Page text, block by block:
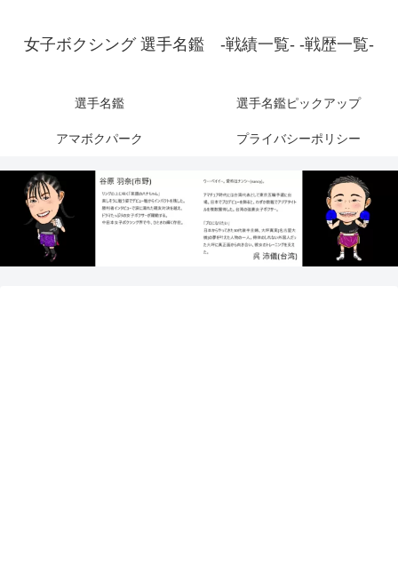
女子ボクシング 選手名鑑 -戦績一覧- -戦歴一覧-
選手名鑑 選手名鑑ピックアップ
アマボクパーク プライバシーポリシー